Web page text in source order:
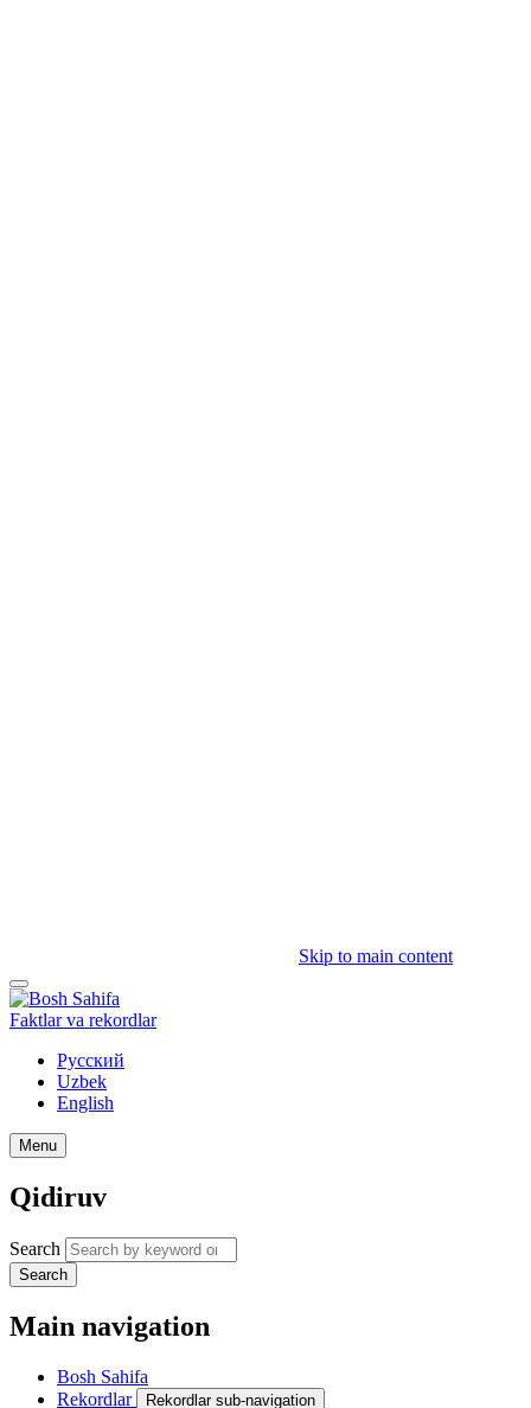
Skip to main content
Faktlar va rekordlar
Русский
Uzbek
English
Menu
Qidiruv
Search
Search
Main navigation
Bosh Sahifa
Rekordlar
Rekordlar sub-navigation